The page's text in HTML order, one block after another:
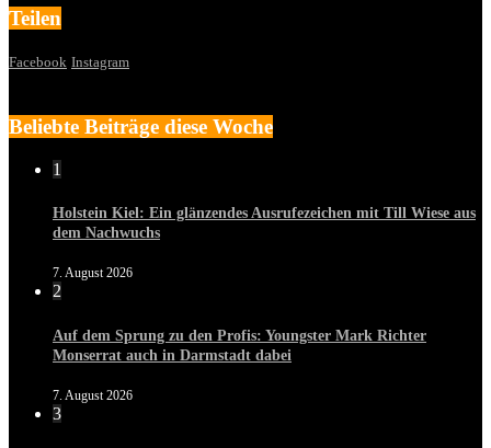
Teilen
Facebook Instagram
Beliebte Beiträge diese Woche
1
Holstein Kiel: Ein glänzendes Ausrufezeichen mit Till Wiese aus
dem Nachwuchs
7. August 2026
2
Auf dem Sprung zu den Profis: Youngster Mark Richter
Monserrat auch in Darmstadt dabei
7. August 2026
3